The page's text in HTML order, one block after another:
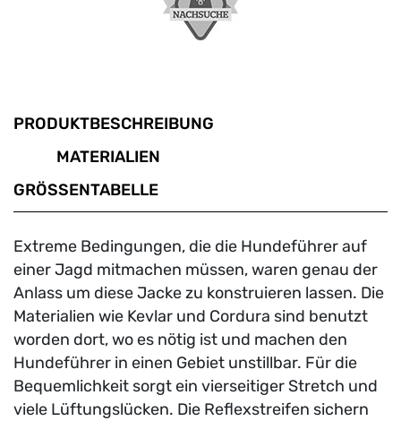
PRODUKTBESCHREIBUNG
MATERIALIEN
GRÖSSENTABELLE
Extreme Bedingungen, die die Hundeführer auf
einer Jagd mitmachen müssen, waren genau der
Anlass um diese Jacke zu konstruieren lassen. Die
Materialien wie Kevlar und Cordura sind benutzt
worden dort, wo es nötig ist und machen den
Hundeführer in einen Gebiet unstillbar. Für die
Bequemlichkeit sorgt ein vierseitiger Stretch und
viele Lüftungslücken. Die Reflexstreifen sichern